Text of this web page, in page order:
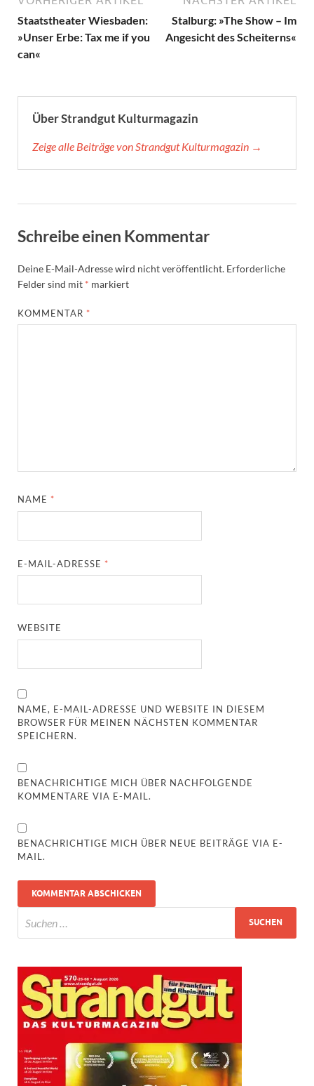
Staatstheater Wiesbaden:
»Unser Erbe: Tax me if you
can«
Stalburg: »The Show – Im
Angesicht des Scheiterns«
Über Strandgut Kulturmagazin
Zeige alle Beiträge von Strandgut Kulturmagazin →
Schreibe einen Kommentar
Deine E-Mail-Adresse wird nicht veröffentlicht. Erforderliche
Felder sind mit * markiert
KOMMENTAR *
NAME *
E-MAIL-ADRESSE *
WEBSITE
NAME, E-MAIL-ADRESSE UND WEBSITE IN DIESEM
BROWSER FÜR MEINEN NÄCHSTEN KOMMENTAR
SPEICHERN.
BENACHRICHTIGE MICH ÜBER NACHFOLGENDE
KOMMENTARE VIA E-MAIL.
BENACHRICHTIGE MICH ÜBER NEUE BEITRÄGE VIA E-
MAIL.